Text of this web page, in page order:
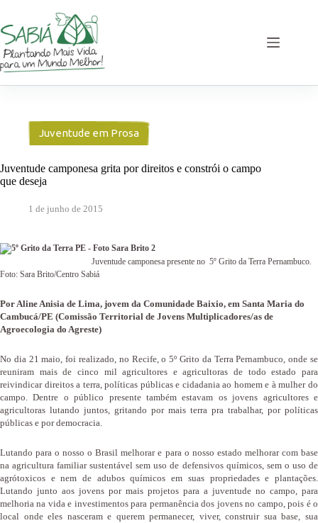
o
conteúdo
Juventude em Prosa
Juventude camponesa grita por direitos e constrói o campo
que deseja
1 de junho de 2015
Juventude camponesa presente no 5º Grito da Terra Pernambuco.
Foto: Sara Brito/Centro Sabiá
Por Aline Anisia de Lima, jovem da Comunidade Baixio, em Santa Maria do
Cambucá/PE (Comissão Territorial de Jovens Multiplicadores/as de
Agroecologia do Agreste)
No dia 21 maio, foi realizado, no Recife, o 5º Grito da Terra Pernambuco, onde se
reuniram mais de cinco mil agricultores e agricultoras de todo estado para
reivindicar direitos a terra, políticas públicas e cidadania ao homem e à mulher do
campo. Dentre o público presente também estavam os jovens agricultores e
agricultoras lutando juntos, gritando por mais terra pra trabalhar, por políticas
públicas e por democracia.
Lutando para o nosso o Brasil melhorar e para o nosso estado melhorar com base
na agricultura familiar sustentável sem uso de defensivos químicos, sem o uso de
agrótoxicos e nem de adubos químicos em suas propriedades e plantações.
Lutando junto aos jovens por mais projetos para a juventude no campo, para
melhoria na vida e investimentos para permanência dos jovens no campo, pois é o
local onde eles nasceram e querem permanecer, viver, construir sua base, sua